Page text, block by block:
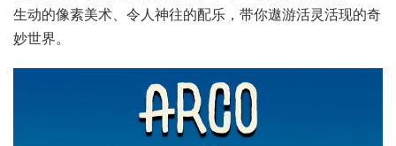
生动的像素美术、令人神往的配乐，带你遨游活灵活现的奇
妙世界。